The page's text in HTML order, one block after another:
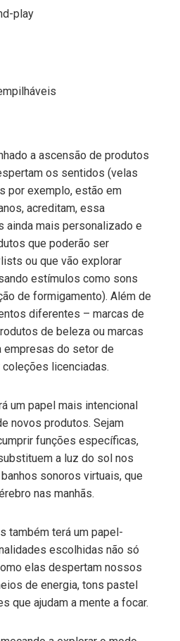
play
a ascensão de produtos
os sentidos (velas
por exemplo, estão em
acreditam, essa
ainda mais personalizado e
que poderão ser
ou que vão explorar
estímulos como sons
de formigamento). Além de
diferentes – marcas de
de beleza ou marcas
empresas do setor de
coleções licenciadas.
um papel mais intencional
novos produtos. Sejam
funções específicas,
a luz do sol nos
sonoros virtuais, que
nas manhãs.
também terá um papel-
escolhidas não só
elas despertam nossos
de energia, tons pastel
que ajudam a mente a focar.